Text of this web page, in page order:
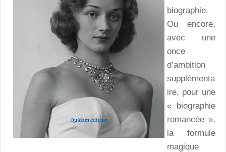
biographie.
Ou encore,
avec une
once
d’ambition
supplémenta
ire, pour une
« biographie
romancée »,
la formule
magique